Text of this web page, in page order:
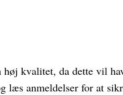
kvalitet, da dette vil
læs anmeldelser for at